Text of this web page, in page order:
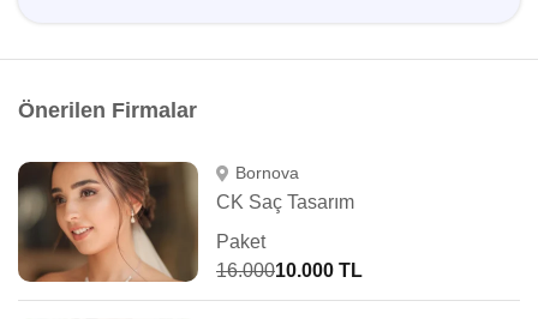
Önerilen Firmalar
Bornova
CK Saç Tasarım
Paket
16.00010.000 TL